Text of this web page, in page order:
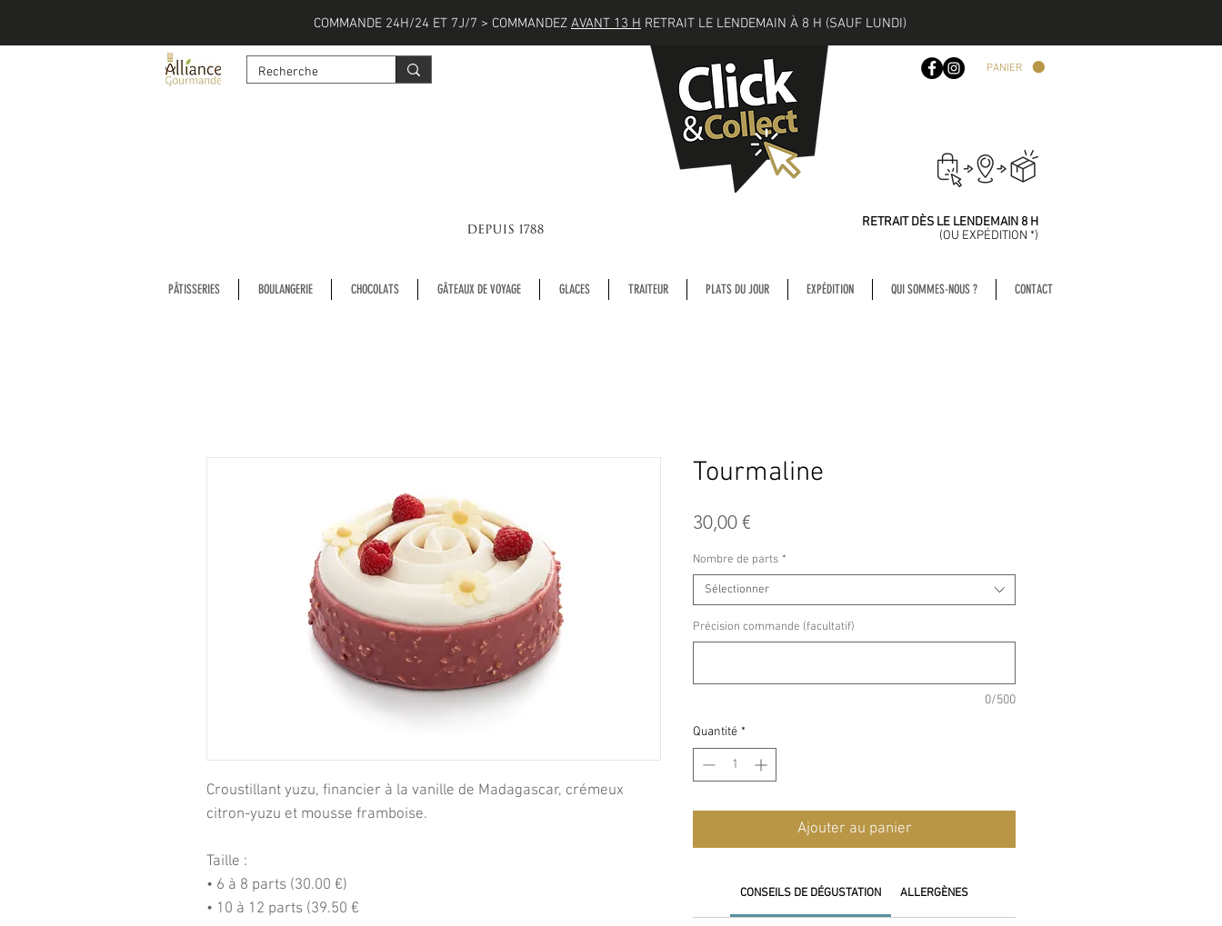
COMMANDE 24H/24 ET 7J/7 > COMMANDEZ AVANT 13 H RETRAIT LE LENDEMAIN À 8 H (SAUF LUNDI)
RETRAIT DÈS LE LENDEMAIN 8 H
(OU EXPÉDITION *)
PANIER
PÂTISSERIES BOULANGERIE CHOCOLATS GÂTEAUX DE VOYAGE GLACES TRAITEUR PLATS DU JOUR EXPÉDITION QUI SOMMES-NOUS ? CONTACT
Croustillant yuzu, financier à la vanille de Madagascar, crémeux
citron-yuzu et mousse framboise.
Taille :
• 6 à 8 parts (30.00 €)
• 10 à 12 parts (39.50 €
Tourmaline
30,00 €
Nombre de parts *
Sélectionner
Précision commande (facultatif)
0/500
Quantité *
Ajouter au panier
CONSEILS DE DÉGUSTATION ALLERGÈNES